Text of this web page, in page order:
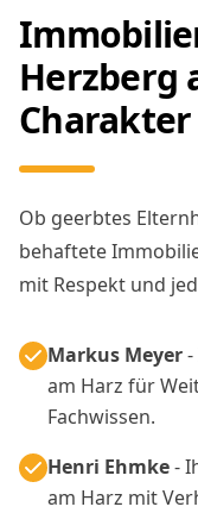
Herzberg
Charakter
Ob geerbtes
behaftete
mit Respekt und
Markus Meyer
am Harz für
Fachwissen.
Henri Ehmke-
am Harz mit